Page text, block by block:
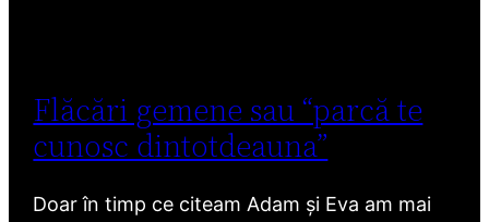
Flăcări gemene sau “parcă te
cunosc dintotdeauna”
Doar în timp ce citeam Adam și Eva am mai